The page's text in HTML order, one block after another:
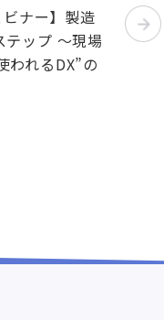
ナー】製造
テップ ～現場
われるDX”の